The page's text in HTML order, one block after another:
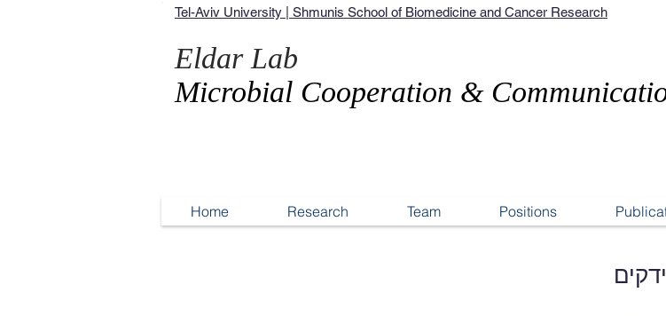
Tel-Aviv University | Shmunis School of Biomedicine and Cancer Research
Eldar Lab
Microbial Cooperation &
Home Research Team Positions